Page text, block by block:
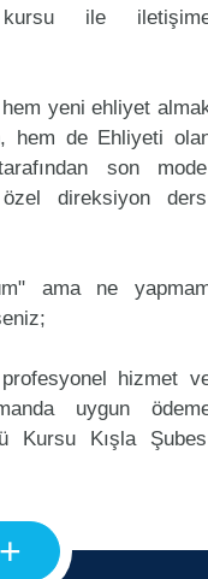
ile
yeni ehliyet
hem de Ehliyeti
son
direksiyon
ama ne
hizmet
uygun
Kursu Kışla
+